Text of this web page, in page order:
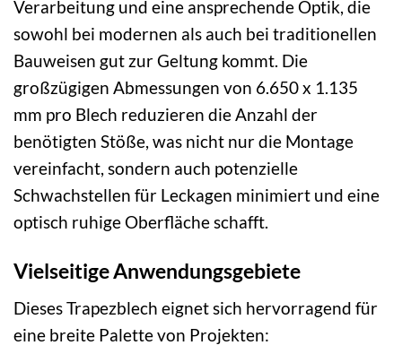
Verarbeitung und eine ansprechende Optik, die
sowohl bei modernen als auch bei traditionellen
Bauweisen gut zur Geltung kommt. Die
großzügigen Abmessungen von 6.650 x 1.135
mm pro Blech reduzieren die Anzahl der
benötigten Stöße, was nicht nur die Montage
vereinfacht, sondern auch potenzielle
Schwachstellen für Leckagen minimiert und eine
optisch ruhige Oberfläche schafft.
Vielseitige Anwendungsgebiete
Dieses Trapezblech eignet sich hervorragend für
eine breite Palette von Projekten: